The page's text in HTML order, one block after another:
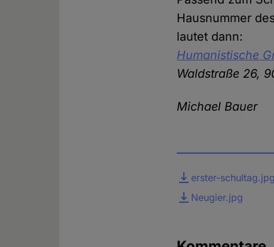
Hausnummer
lautet dann:
Humanistische
Waldstraße 26,
Michael Bauer
Dateierster-schultag.jpg
Neugier.jpg